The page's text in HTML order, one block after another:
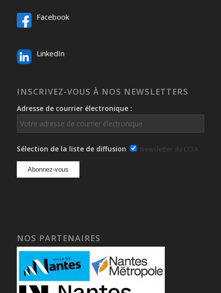
Facebook
LinkedIn
INSCRIVEZ-VOUS À NOS NEWSLETTERS
Adresse de courrier électronique :
Sélection de la liste de diffusion Newsletter du CCFA
NOS PARTENAIRES